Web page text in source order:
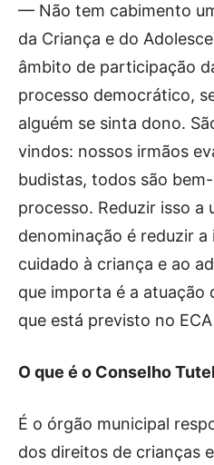
— Não tem cabimento
da Criança e do
âmbito de participação
processo democrático,
alguém se sinta dono.
vindos: nossos irmãos
budistas, todos são
processo. Reduzir isso a
denominação é reduzir
cuidado à criança e ao
que importa é a atuação
que está previsto no
O que é o Conselho
É o órgão municipal
dos direitos de crianças